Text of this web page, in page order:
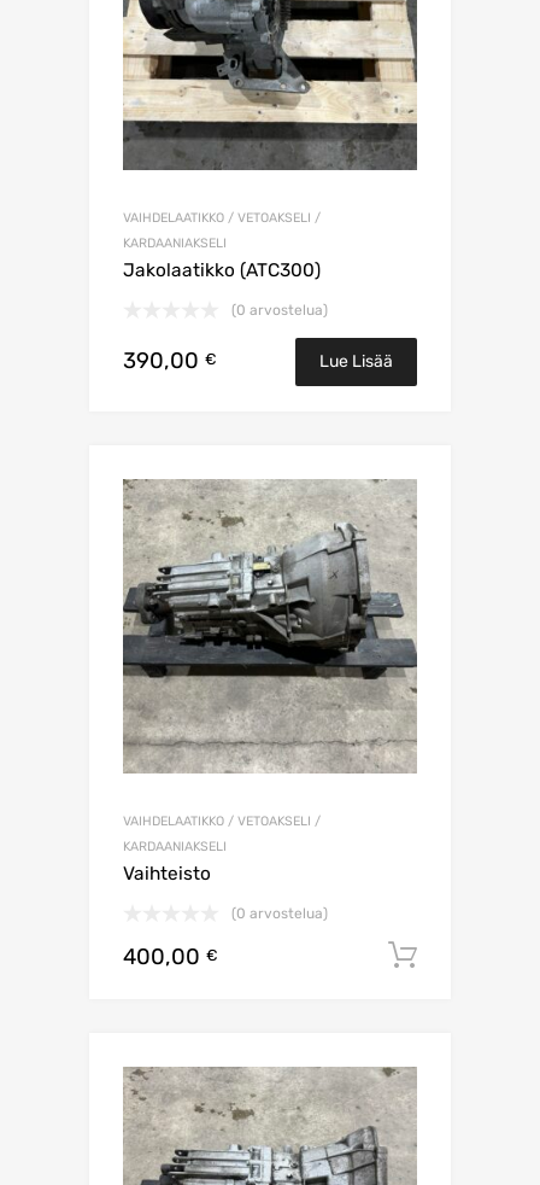
VAIHDELAATIKKO / VETOAKSELI /
KARDAANIAKSELI
Jakolaatikko (ATC300)
(0 arvostelua)
390,00 € Lue Lisää
VAIHDELAATIKKO / VETOAKSELI /
KARDAANIAKSELI
Vaihteisto
(0 arvostelua)
400,00 €